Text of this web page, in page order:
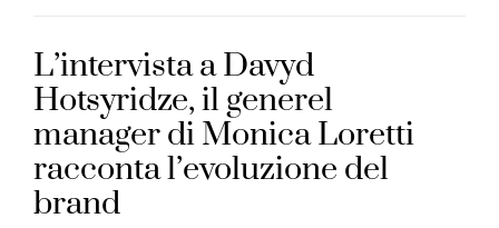
L’intervista a Davyd
Hotsyridze, il generel
manager di Monica Loretti
racconta l’evoluzione del
brand